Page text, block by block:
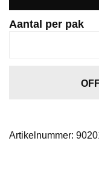
Aantal per pak
Artikelnummer: